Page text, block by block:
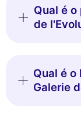
Qual é
de
Qual é
Galerie